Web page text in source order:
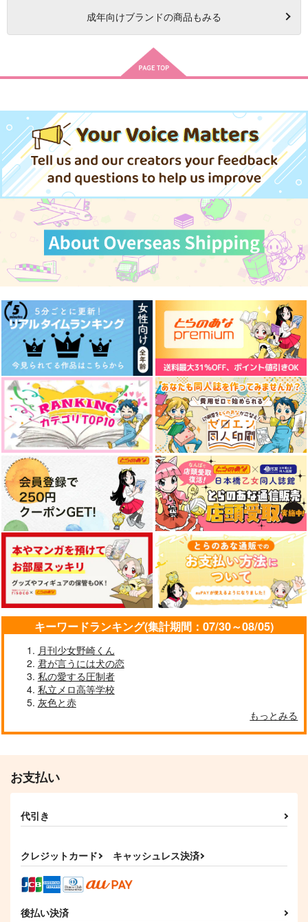
成年向けブランドの商品もみる
キーワードランキング(集計期間：07/30～08/05)
月刊少女野崎くん
君が言うには犬の恋
私の愛する圧制者
私立メロ高等学校
灰色と赤
もっとみる
お支払い
代引き
クレジットカード キャッシュレス決済
後払い決済